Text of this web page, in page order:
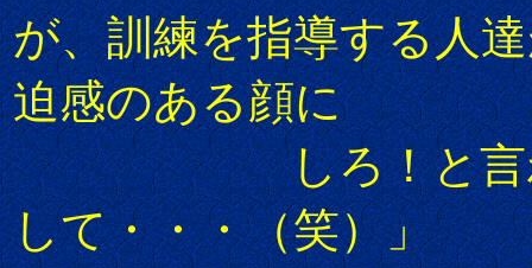
が、訓練を指導する人
迫感のある顔に
しろ！と言われ
して・・・（笑）」